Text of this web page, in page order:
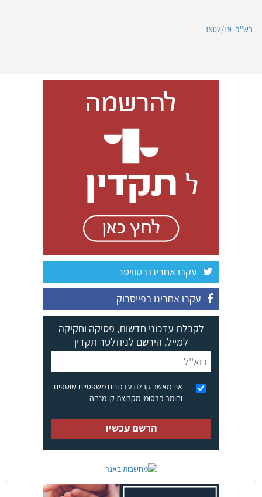
בש"פ 1902/19
עקבו אחרינו בטוויטר
עקבו אחרינו בפייסבוק
לקבלת עדכוני חדשות, פסיקה וחקיקה
למייל, הירשם לניוזלטר תקדין
אני מאשר קבלת עדכונים משפטיים שוטפים
וחומר פרסומי מקבוצת קו מנחה
הרשם עכשיו